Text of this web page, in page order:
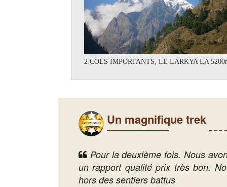
2 COLS IMPORTANTS, LE LARKYA LA
Un magnifique trek
Pour la deuxième fois. Nous
un rapport qualité prix très bon.
hors des sentiers battus